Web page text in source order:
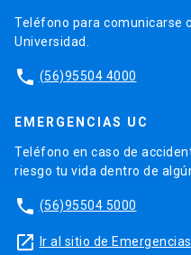
Teléfono para comunicarse
Universidad.
phone (56)95504 4000
EMERGENCIAS UC
Teléfono en caso de
riesgo tu vida dentro de
phone (56)95504 5000
launch Ir al sitio de Emergencias